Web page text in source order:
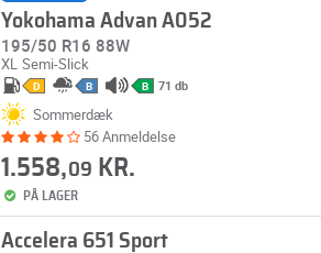
Yokohama Advan A052
195/50 R16 88W
XL Semi-Slick
D B B 71 db
Sommerdæk
56 Anmeldelse
1.558,09 KR.
PÅ LAGER
Accelera 651 Sport